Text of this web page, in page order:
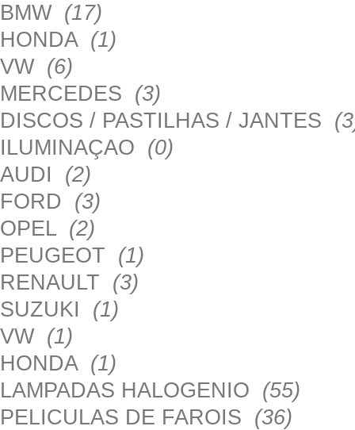
BMW (17)
HONDA (1)
VW (6)
MERCEDES (3)
DISCOS / PASTILHAS / JANTES
ILUMINAÇAO (0)
AUDI (2)
FORD (3)
OPEL (2)
PEUGEOT (1)
RENAULT (3)
SUZUKI (1)
VW (1)
HONDA (1)
LAMPADAS HALOGENIO (55)
PELICULAS DE FAROIS (36)